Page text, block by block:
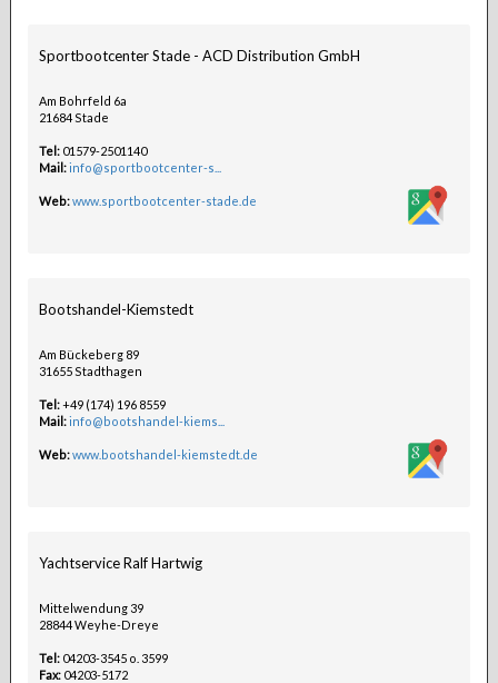
Sportbootcenter Stade - ACD Distribution GmbH
Am Bohrfeld 6a
21684 Stade
Tel:01579-2501140
Mail:info@sportbootcenter-s...
Web:www.sportbootcenter-stade.de
Bootshandel-Kiemstedt
Am Bückeberg 89
31655 Stadthagen
Tel:+49 (174) 196 8559
Mail:info@bootshandel-kiems...
Web:www.bootshandel-kiemstedt.de
Yachtservice Ralf Hartwig
Mittelwendung 39
28844 Weyhe-Dreye
Tel:04203-3545 o. 3599
Fax:04203-5172